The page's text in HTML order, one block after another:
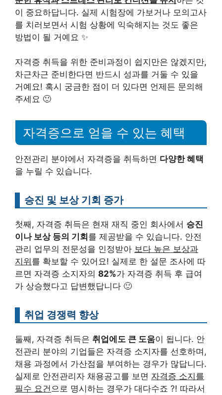
이 중요하답니다. 실제 시험장에 가보거나 모의고사
를 치러보면서 시험 상황에 익숙해지는 것도 좋은
방법이 될 거예요 ✨
자격증 취득을 위한 준비과정이 쉽지만은 않겠지만,
차근차근 준비한다면 반드시 성과를 거둘 수 있을
거예요! 혹시 궁금한 점이 더 있다면 언제든 문의해
주세요 🙂
자격증으로 얻을 수 있는 혜택
안전관리 분야에서 자격증을 취득하면 다양한 혜택
을 누릴 수 있습니다.
승진 및 보상 기회 증가
첫째, 자격증 취득은 현재 재직 중인 회사에서 승진
이나 보상 등의 기회를 제공받을 수 있습니다. 안전
관리 업무의 전문성을 인정받아 보다 높은 보상과
지위를 확보할 수 있어요! 실제로 한 설문 조사에 따
르면 자격증 소지자의 82%가 자격증 취득 후 급여
가 상승했다고 답변했답니다 🙂
취업 경쟁력 향상
둘째, 자격증 취득은 취업에도 큰 도움이 됩니다. 안
전관리 분야의 기업들은 자격증 소지자를 선호하며,
채용 과정에서 가산점을 부여하는 경우가 많답니다.
실제로 안전관리자 채용공고를 보면 자격증 소지를
필수 요건 으로 명시하는 경우가 대다수죠 ?! 따라서